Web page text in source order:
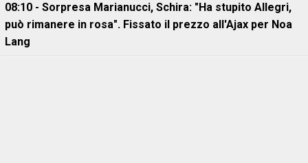
08:10 - Sorpresa Marianucci, Schira: "Ha stupito Allegri,
può rimanere in rosa". Fissato il prezzo all'Ajax per Noa
Lang